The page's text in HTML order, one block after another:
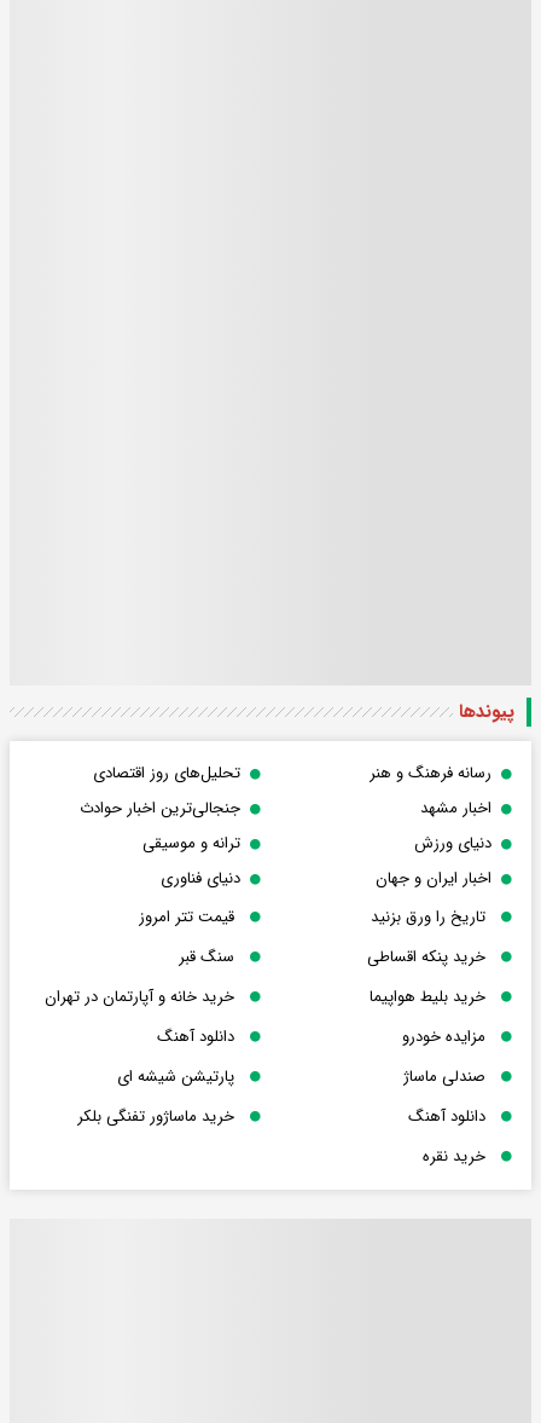
پیوندها
رسانه فرهنگ و هنر
تحلیل‌های روز اقتصادی
اخبار مشهد
جنجالی‌ترین اخبار حوادث
دنیای ورزش
ترانه و موسیقی
اخبار ایران و جهان
دنیای فناوری
تاریخ را ورق بزنید
قیمت تتر امروز
خرید پنکه اقساطی
سنگ قبر
خرید بلیط هواپیما
خرید خانه و آپارتمان در تهران
مزایده خودرو
دانلود آهنگ
صندلی ماساژ
پارتیشن شیشه ای
دانلود آهنگ
خرید ماساژور تفنگی بلکر
خرید نقره